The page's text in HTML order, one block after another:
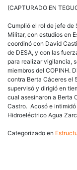
(CAPTURADO EN
Cumplió el rol de jefe de
Militar, con estudios en
coordinó con David
de DESA, y con las
para realizar vigilancia,
miembros del COPINH.
contra Berta Cáceres el
supervisó y dirigió en
cual asesinaron a Berta
Castro. Acosó e
Hidroeléctrico Agua
Categorizado en